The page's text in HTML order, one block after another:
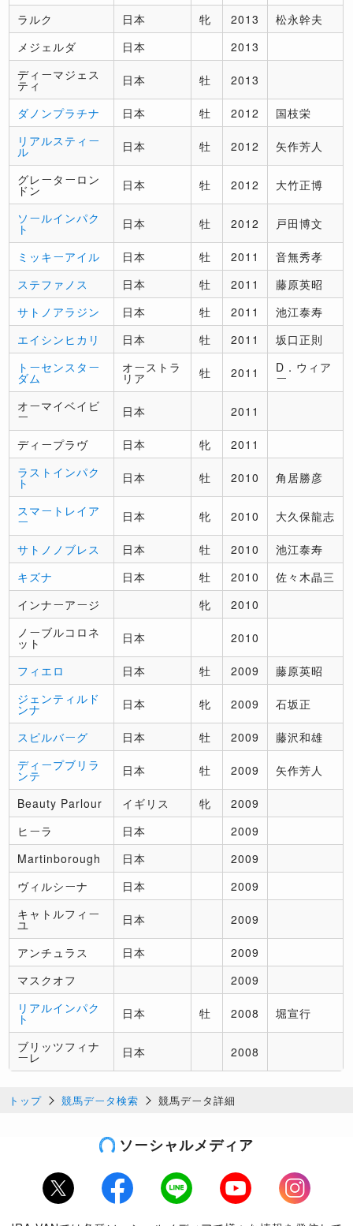
ラルク 日本 牝 2013
松永幹夫
メジェルダ
日本
2013
ディーマジェス
ティ 日本 牡 2013
ダノンプラチナ 日本 牡 2012
国枝栄
リアルスティー
ル 日本 牡 2012 矢作芳人
グレーターロン
ドン 日本 牡 2012 大竹正博
ソールインパク
ト 日本 牡 2012 戸田博文
ミッキーアイル 日本 牡 2011
音無秀孝
ステファノス
日本 牡 2011
藤原英昭
サトノアラジン
日本 牡 2011
池江泰寿
エイシンヒカリ
日本 牡 2011
坂口正則
トーセンスター
ダム
オーストラ
リア 牡 2011 D．ウィア
ー
オーマイベイビ
ー 日本 2011
ディープラヴ 日本 牝
2011
ラストインパク
ト 日本 牡 2010 角居勝彦
スマートレイア
ー 日本 牝 2010 大久保龍志
サトノノブレス 日本 牡 2010
池江泰寿
キズナ
日本 牡 2010
佐々木晶三
インナーアージ
牝
2010
ノーブルコロネ
ット 日本 2010
フィエロ 日本 牡 2009
藤原英昭
ジェンティルド
ンナ 日本 牝 2009 石坂正
スピルバーグ 日本 牡 2009
藤沢和雄
ディープブリラ
ンテ 日本 牡 2009 矢作芳人
Beauty Parlour イギリス 牝
2009
ヒーラ
日本
2009
Martinborough
日本
2009
ヴィルシーナ
日本
2009
キャトルフィー
ユ 日本 2009
アンチュラス 日本
2009
マスクオフ
2009
リアルインパク
ト 日本 牡 2008 堀宣行
ブリッツフィナ
ーレ 日本 2008
トップ 競馬データ検索 競馬データ詳細
ソーシャルメディア
Twitter Facebook LINE Youtube
Instagram